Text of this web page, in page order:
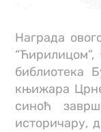
Награда
библиотека
књижара
синоћ
историчару,